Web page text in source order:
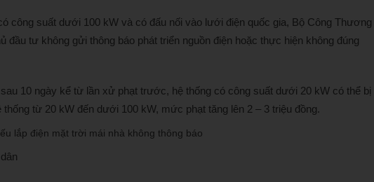
công suất dưới 100 kW và có đấu nối vào lưới điện quốc gia, Bộ Công Thương
đầu tư không gửi thông báo phát triển nguồn điện hoặc thực hiện không đúng
10 ngày kể từ lần xử phạt trước, hệ thống có công suất dưới 20 kW có thể bị
thống từ 20 kW đến dưới 100 kW, mức phạt tăng lên 2 – 3 triệu đồng.